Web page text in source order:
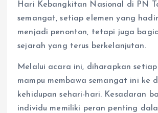
Hari Kebangkitan Nasional di PN
semangat, setiap elemen yang
menjadi penonton, tetapi juga
sejarah yang terus berkelanjutan.
Melalui acara ini, diharapkan
mampu membawa semangat ini ke
kehidupan sehari-hari. Kesadaran
individu memiliki peran penting